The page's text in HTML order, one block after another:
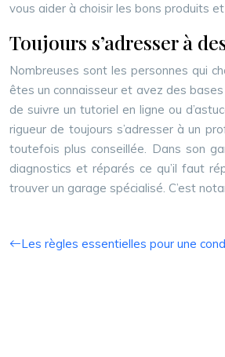
vous aider à choisir les bons produits
Toujours s’adresser à
Nombreuses sont les personnes qui
êtes un connaisseur et avez des
de suivre un tutoriel en ligne ou
rigueur de toujours s’adresser à un
toutefois plus conseillée. Dans son
diagnostics et réparés ce qu’il faut
trouver un garage spécialisé. C’est
Les règles essentielles pour une